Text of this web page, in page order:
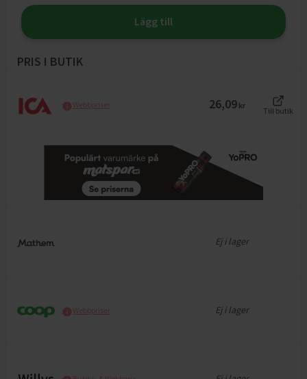
Lägg till
PRIS I BUTIK
Webbpriser 26,09 kr
Till butik
Ej i lager
Webbpriser Ej i lager